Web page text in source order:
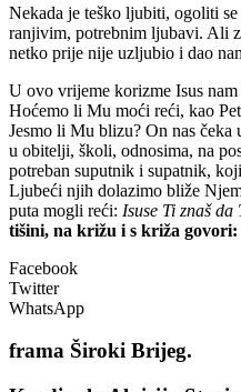
Nekada je teško ljubiti, ogoliti
ranjivim, potrebnim ljubavi. Ali
netko prije nije uzljubio i dao
U ovo vrijeme korizme Isus
Hoćemo li Mu moći reći, kao
Jesmo li Mu blizu? On nas
u obitelji, školi, odnosima, na
potreban suputnik i supatnik,
Ljubeći njih dolazimo bliže
puta mogli reći: Isuse Ti znaš da
tišini, na križu i s križa govori:
Facebook
Twitter
WhatsApp
frama Široki Brijeg.